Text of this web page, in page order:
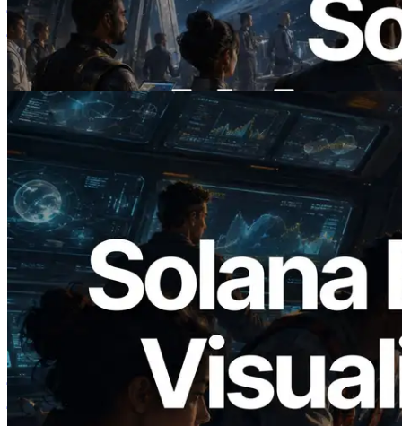
किया — AI एजेंट अब जरूरत के API के लिए ऑन-
डिमांड भुगतान कर सकते हैं
यह लेख पढ़ें
2026.05.24
Validators Solutions ने Solana Block
Analyzer लॉन्च किया — प्रति-slot ब्लॉक
उत्पादन समय और नियुक्त वैलिडेटर का
विज़ुअलाइज़ेशन